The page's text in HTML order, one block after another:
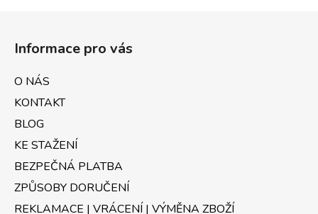
Informace pro vás
O NÁS
KONTAKT
BLOG
KE STAŽENÍ
BEZPEČNÁ PLATBA
ZPŮSOBY DORUČENÍ
REKLAMACE | VRÁCENÍ | VÝMĚNA ZBOŽÍ